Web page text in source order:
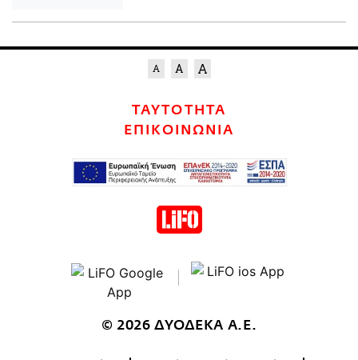
ΤΑΥΤΟΤΗΤΑ
ΕΠΙΚΟΙΝΩΝΙΑ
© 2026 ΔΥΟΔΕΚΑ Α.Ε.